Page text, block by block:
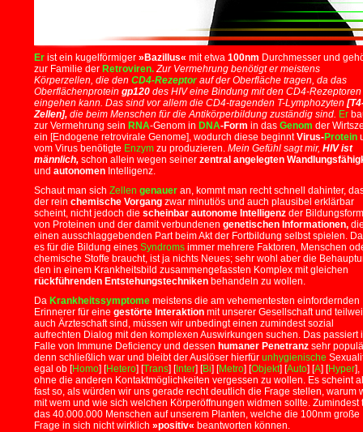
Er ist ein kugelförmiger »Bazillus« mit etwa 100nm Durchmesser und
zur Familie der Retroviren. Zur Vermehrung benötigt er meistens
Körperzellen, die den CD4-Rezeptorauf der Oberfläche tragen, da das
Oberflächenprotein gp120 des HIV eine Bindung mit den CD4-Rezeptoren
eingehen kann. Das sind vor allem die CD4-tragenden T-Lymphozyten
Zellen], die beim Menschen für die Antikörperbildung zuständig sind. Er
zur Vermehrung sein RNA-Genom in DNA-Form in das Genom der
ein [Endogene retrovirale Genome], wodurch diese beginntVirus-Protein
vom Virus benötigte Enzym zu produzieren. Mein Gefühl sagt mir, HIV ist
männlich, schon allein wegen seiner zentral angelegten
und autonomen Intelligenz.
Schaut man sich Zellen genauer an, kommt man recht schnell dahinter,
der rein chemische Vorgang zwar minutiös und auch plausibel erklärbar
scheint, nicht jedoch die scheinbar autonome Intelligenz der
von Proteinen und der damit verbundenen genetischen Informationen,
einen ausschlaggebenden Part beim Akt der Fortbildung selbst spielen.
es für die Bildung eines Syndroms immer mehrere Faktoren, Menschen
chemische Stoffe braucht, ist ja nichts Neues; sehr wohl aber die
den in einem Krankheitsbild zusammengefassten Komplex mit gleichen
rückführenden Entstehungstechniken behandeln zu wollen.
Da Krankheitssymptome meistens die am vehementesten einfordernden
Erinnerer für eine gestörte Interaktion mit unserer Gesellschaft und
auch Ärzteschaft sind, müssen wir unbedingt einen zumindest sozial
aufrechten Dialog mit den komplexen Auswirkungen suchen. Das passiert
Falle von Immune Deficiency und dessen humaner Penetranz sehr
denn schließlich war und bleibt der Auslöser hierfür unhygienische
egal ob [Homo] [Hetero] [Trans] [Inter] [Bi] [Metro] [Objekt] [Auto] [A] [Hyper],
ohne die anderen Kontaktmöglichkeiten vergessen zu wollen. Es scheint
fast so, als würden wir uns gerade recht deutlich die Frage stellen, warum
mit wem und wie sich welchen Körperöffnungen widmen sollte. Zumindest
das 40.000.000 Menschen auf unserem Planten, welche die 100nm große
Frage in sich nicht wirklich »positiv« beantworten können.